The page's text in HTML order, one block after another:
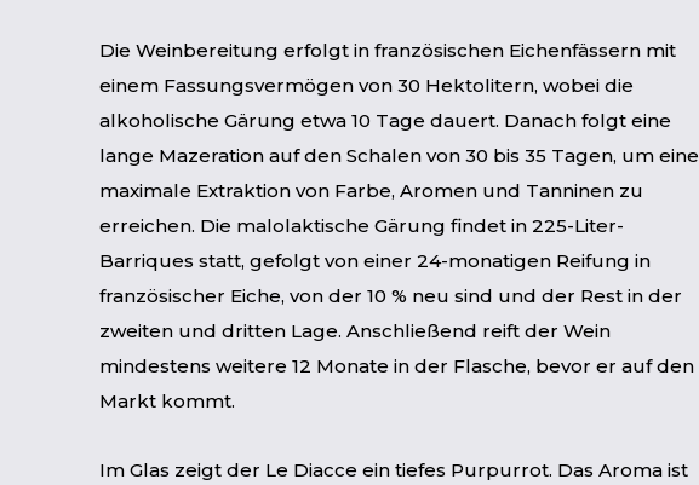
Die Weinbereitung erfolgt in französischen Eichenfässern mit
einem Fassungsvermögen von 30 Hektolitern, wobei die
alkoholische Gärung etwa 10 Tage dauert. Danach folgt eine
lange Mazeration auf den Schalen von 30 bis 35 Tagen, um eine
maximale Extraktion von Farbe, Aromen und Tanninen zu
erreichen. Die malolaktische Gärung findet in 225-Liter-
Barriques statt, gefolgt von einer 24-monatigen Reifung in
französischer Eiche, von der 10 % neu sind und der Rest in der
zweiten und dritten Lage. Anschließend reift der Wein
mindestens weitere 12 Monate in der Flasche, bevor er auf den
Markt kommt.
Im Glas zeigt der Le Diacce ein tiefes Purpurrot. Das Aroma ist